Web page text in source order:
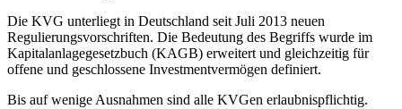
Die KVG unterliegt in Deutschland seit Juli 2013 neuen
Regulierungsvorschriften. Die Bedeutung des Begriffs wurde im
Kapitalanlagegesetzbuch (KAGB) erweitert und gleichzeitig für
offene und geschlossene Investmentvermögen definiert.
Bis auf wenige Ausnahmen sind alle KVGen erlaubnispflichtig.